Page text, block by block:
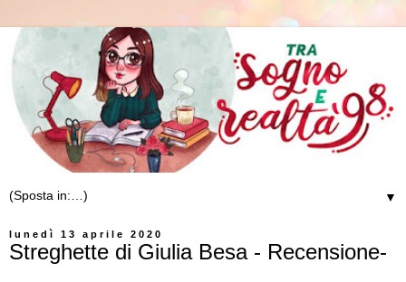
▼
lunedì 13 aprile 2020
Streghette di Giulia Besa - Recensione-